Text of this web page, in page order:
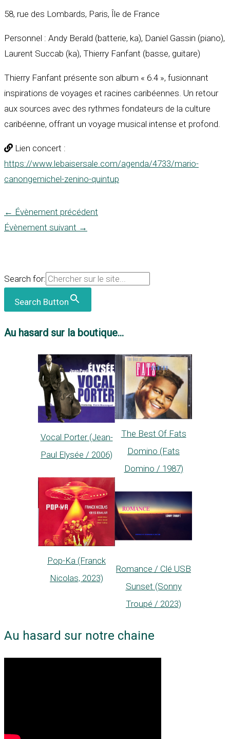
58, rue des Lombards, Paris, Île de France
Personnel : Andy Berald (batterie, ka), Daniel Gassin (piano),
Laurent Succab (ka), Thierry Fanfant (basse, guitare)
Thierry Fanfant présente son album « 6.4 », fusionnant
inspirations de voyages et racines caribéennes. Un retour
aux sources avec des rythmes fondateurs de la culture
caribéenne, offrant un voyage musical intense et profond.
Lien concert :
https://www.lebaisersale.com/agenda/4733/mario-
canongemichel-zenino-quintup
← Évènement précédent
Évènement suivant →
Search for:
Search Button
Au hasard sur la boutique...
Vocal Porter (Jean-
Paul Elysée / 2006)
The Best Of Fats
Domino (Fats
Domino / 1987)
Pop-Ka (Franck
Nicolas, 2023)
Romance / Clé USB
Sunset (Sonny
Troupé / 2023)
Au hasard sur notre chaine